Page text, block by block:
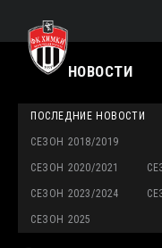
НОВОСТИ
ПОСЛЕДНИЕ НОВОСТИ
СЕЗОН 2018/2019
СЕЗОН 2020/2021
СЕЗОН 2023/2024
СЕЗОН 2025